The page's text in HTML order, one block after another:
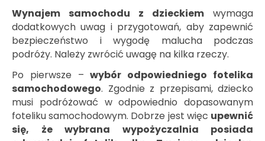
Wynajem samochodu z dzieckiem wymaga
dodatkowych uwag i przygotowań, aby zapewnić
bezpieczeństwo i wygodę malucha podczas
podróży. Należy zwrócić uwagę na kilka rzeczy.
Po pierwsze –wybór odpowiedniego fotelika
samochodowego. Zgodnie z przepisami, dziecko
musi podróżować w odpowiednio dopasowanym
foteliku samochodowym. Dobrze jest więc upewnić
się, że wybrana wypożyczalnia posiada